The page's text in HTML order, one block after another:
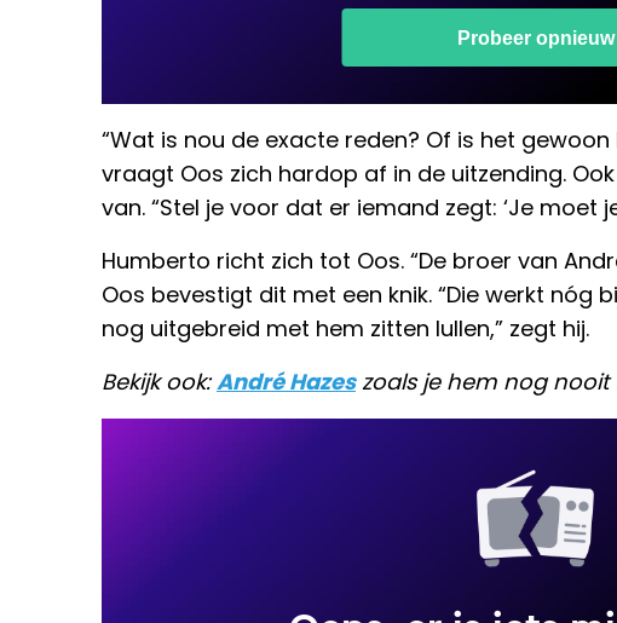
“Wat is nou de exacte reden? Of is het
vraagt Oos zich hardop af in de uitzending.
van. “Stel je voor dat er iemand zegt: ‘Je moet
Humberto richt zich tot Oos. “De broer van
Oos bevestigt dit met een knik. “Die werkt nóg
nog uitgebreid met hem zitten lullen,” zegt hij.
Bekijk ook:André Hazeszoals je hem nog nooit